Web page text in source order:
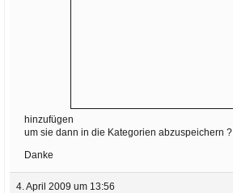
hinzufügen
um sie dann in die Kategorien abzuspeichern ?
Danke
4. April 2009 um 13:56